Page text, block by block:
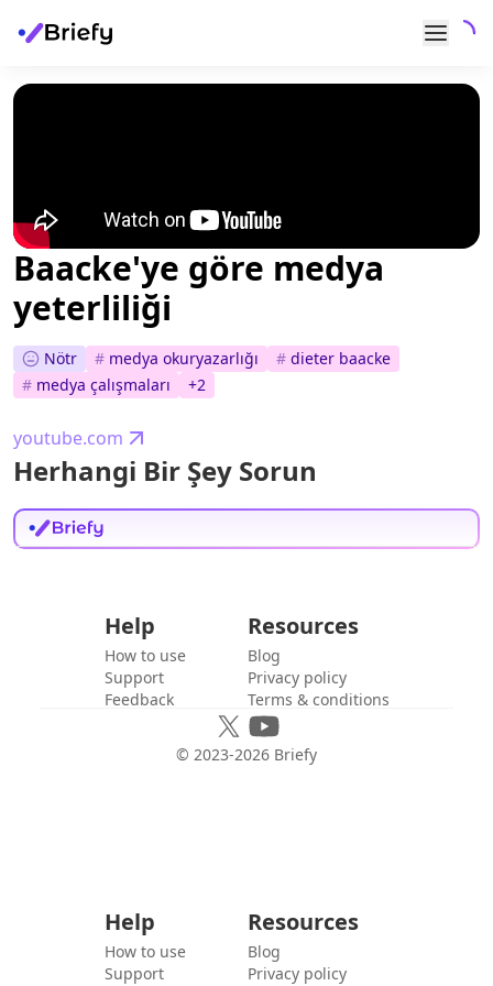
Baacke'ye göre medya
yeterliliği
Nötr # medya okuryazarlığı # dieter baacke
# medya çalışmaları +2
youtube.com
Herhangi Bir Şey Sorun
Help
How to use
Support
Feedback
Resources
Blog
Privacy policy
Terms & conditions
© 2023-2026 Briefy
Help
How to use
Support
Resources
Blog
Privacy policy